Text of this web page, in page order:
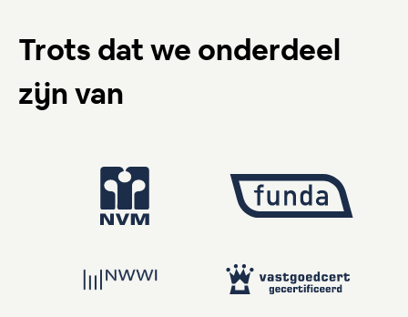
Trots dat we onderdeel
zijn van